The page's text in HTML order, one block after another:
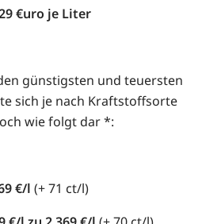
€uro je Liter
günstigsten und teuersten
sich je nach Kraftstoffsorte
wie folgt dar *:
€/l (+ 71 ct/l)